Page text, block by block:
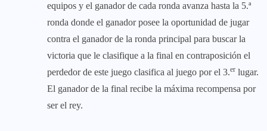
equipos y el ganador de cada ronda avanza hasta la 5.ª
ronda donde el ganador posee la oportunidad de jugar
contra el ganador de la ronda principal para buscar la
victoria que le clasifique a la final en contraposición el
perdedor de este juego clasifica al juego por el 3.er lugar.
El ganador de la final recibe la máxima recompensa por
ser el rey.